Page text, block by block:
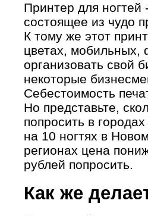
Принтер для ногтей
состоящее из чудо
К тому же этот
цветах, мобильных,
организовать свой
некоторые
Себестоимость
Но представьте,
попросить в
на 10 ногтях в
регионах цена
рублей попросить.
Как же